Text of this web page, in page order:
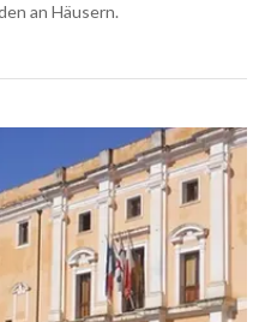
an Häusern.